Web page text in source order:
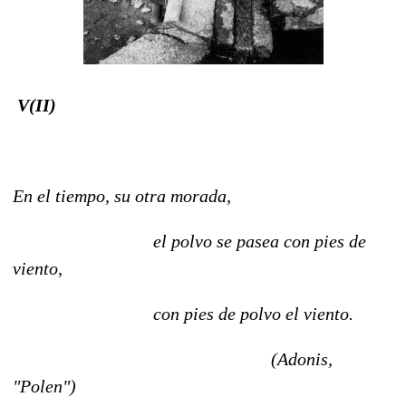
V(II)
En el tiempo, su otra morada,
el polvo se pasea con pies de
viento,
con pies de polvo el viento.
(Adonis,
"Polen")